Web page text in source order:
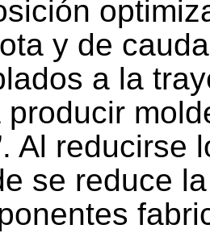
y de
a la
producir
Al reducirse
se reduce